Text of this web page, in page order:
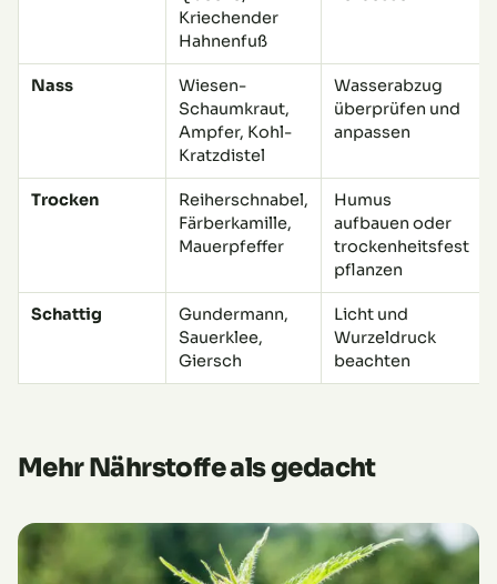
Kriechender
Hahnenfuß
Nass
Wiesen-
Schaumkraut,
Ampfer, Kohl-
Kratzdistel
Wasserabzug
überprüfen und
anpassen
Trocken
Reiherschnabel,
Färberkamille,
Mauerpfeffer
Humus
aufbauen oder
trockenheitsfest
pflanzen
Schattig
Gundermann,
Sauerklee,
Giersch
Licht und
Wurzeldruck
beachten
Mehr Nährstoffe als gedacht